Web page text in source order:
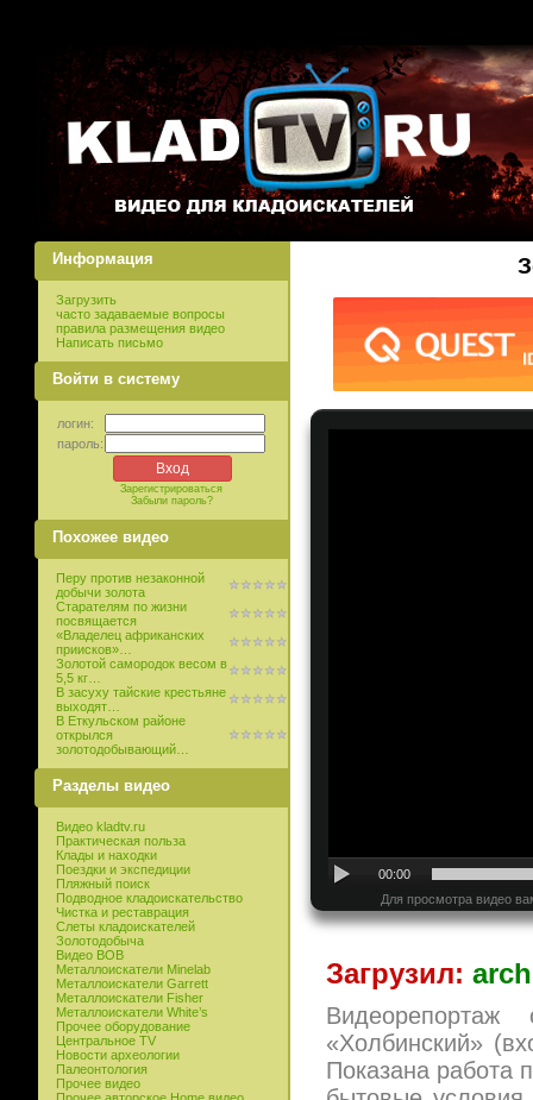
Информация
Загрузить
часто задаваемые вопросы
правила размещения видео
Написать письмо
Войти в систему
логин:
пароль:
Зарегистрироваться
Забыли пароль?
Похожее видео
Перу против незаконной
добычи золота
Старателям по жизни
посвящается
«Владелец африканских
приисков»…
Золотой самородок весом в
5,5 кг…
В засуху тайские крестьяне
выходят…
В Еткульском районе
открылся
золотодобывающий…
Разделы видео
Видео kladtv.ru
Практическая польза
Клады и находки
Поездки и экспедиции
Пляжный поиск
Подводное кладоискательство
Чистка и реставрация
Слеты кладоискателей
Золотодобыча
Видео ВОВ
Металлоискатели Minelab
Металлоискатели Garrett
Металлоискатели Fisher
Металлоискатели White’s
Прочее оборудование
Центральное TV
Новости археологии
Палеонтология
Прочее видео
00:00
Для просмотра видео
Загрузил:
«Холбинский»
Показана работа